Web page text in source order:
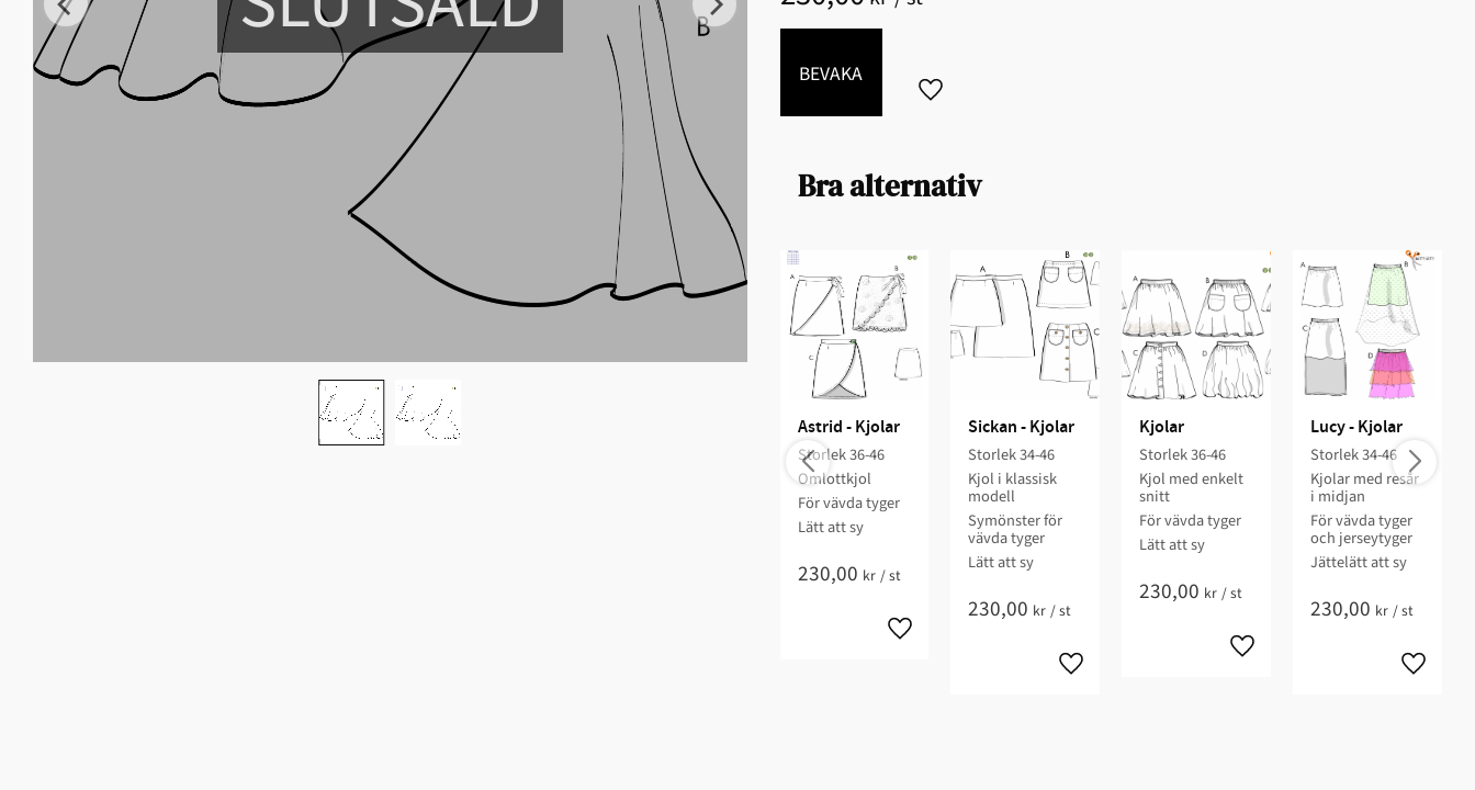
Lägg till i favoriter
BEVAKA
Bra alternativ
Astrid - Kjolar
Storlek 36-46​
Omlottkjol​
För vävda tyger​
Lätt att sy​​​
230,00 kr /st
Sickan - Kjolar
Storlek 34-46​
Kjol i klassisk
modell​
Symönster för
vävda tyger​
​Lätt att sy​​​​​​​
230,00 kr /st
Kjolar
Storlek 36-46​​
Kjol med enkelt
snitt​​
För vävda tyger​​
Lätt att sy​​​​
230,00 kr /st
Lucy - Kjolar
Storlek 34-46​
Kjolar med resår
i midjan​​​​
För vävda ​tyger
och jerseytyger
​​Jättelätt att sy​​​
230,00 kr /st